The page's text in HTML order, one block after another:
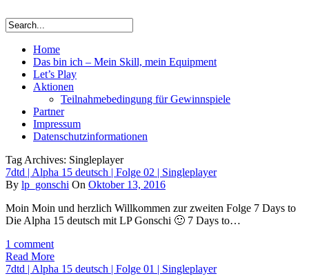
Home
Das bin ich – Mein Skill, mein Equipment
Let’s Play
Aktionen
Teilnahmebedingung für Gewinnspiele
Partner
Impressum
Datenschutzinformationen
Tag Archives: Singleplayer
7dtd | Alpha 15 deutsch | Folge 02 | Singleplayer
By lp_gonschi On Oktober 13, 2016
Moin Moin und herzlich Willkommen zur zweiten Folge 7 Days to
Die Alpha 15 deutsch mit LP Gonschi 🙂 7 Days to…
1 comment
Read More
7dtd | Alpha 15 deutsch | Folge 01 | Singleplayer